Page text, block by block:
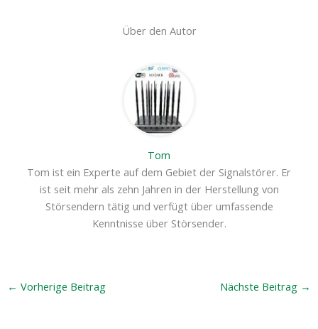
Über den Autor
Tom
Tom ist ein Experte auf dem Gebiet der Signalstörer. Er
ist seit mehr als zehn Jahren in der Herstellung von
Störsendern tätig und verfügt über umfassende
Kenntnisse über Störsender.
← Vorherige Beitrag Nächste Beitrag →